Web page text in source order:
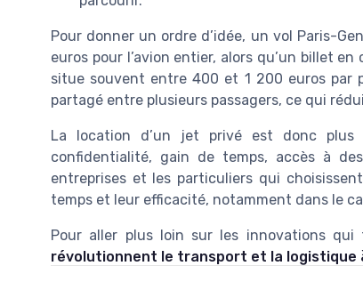
Pour donner un ordre d’idée, un vol Paris-
euros pour l’avion entier, alors qu’un billet
situe souvent entre 400 et 1 200 euros par
partagé entre plusieurs passagers, ce qui
La location d’un jet privé est donc plus
confidentialité, gain de temps, accès à
entreprises et les particuliers qui
temps et leur efficacité, notamment dans le
Pour aller plus loin sur les innovations qui
révolutionnent le transport et la logistique